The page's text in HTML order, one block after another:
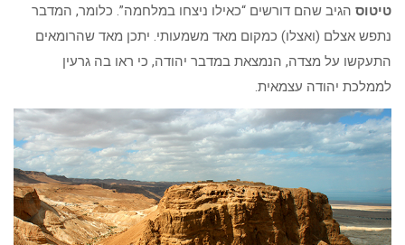
טיטוס הגיב שהם דורשים “כאילו ניצחו במלחמה”. כלומר, המדבר
נתפש אצלם (ואצלו) כמקום מאד משמעותי. יתכן מאד שהרומאים
התעקשו על מצדה, הנמצאת במדבר יהודה, כי ראו בה גרעין
לממלכת יהודה עצמאית.